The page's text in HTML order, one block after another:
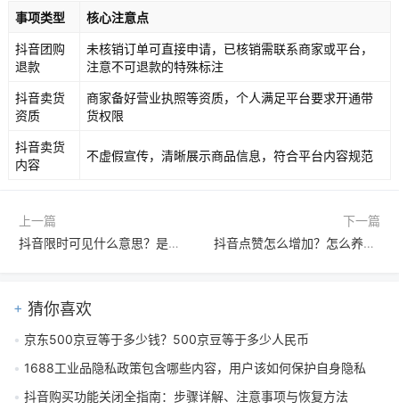
事项类型 核心注意点
抖音团购
退款
未核销订单可直接申请，已核销需联系商家或平台，
注意不可退款的特殊标注
抖音卖货
资质
商家备好营业执照等资质，个人满足平台要求开通带
货权限
抖音卖货
内容
不虚假宣传，清晰展示商品信息，符合平台内容规范
上一篇
抖音限时可见什么意思？是何功能？
下一篇
抖音点赞怎么增加？怎么养号？
猜你喜欢
京东500京豆等于多少钱？500京豆等于多少人民币
1688工业品隐私政策包含哪些内容，用户该如何保护自身隐私
抖音购买功能关闭全指南：步骤详解、注意事项与恢复方法